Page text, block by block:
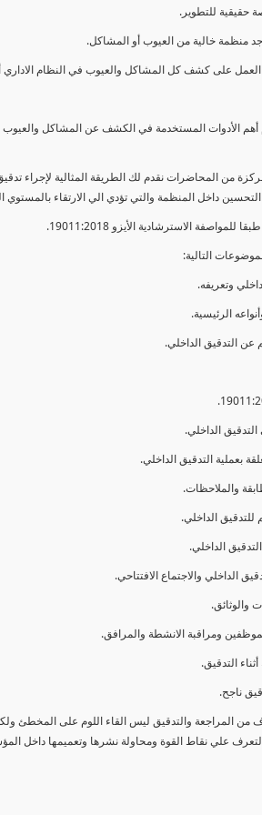
للتطوير.
منظمة خالية من العيوب أو المشاكل.
على كشف كل المشاكل والعيوب في النظام الاداري
أهم الأدوات المستخدمة في الكشف عن المشاكل
من المحاضرات نقدم لك الطريقة المثالية لإجراء
داخل المنظمة والتي تؤدي الي الارتقاء بالمستوي
الاسترشادية الأيزو 19011:2018.
التالية:
من المراجعة والتدقيق ليس القاء اللوم على المخطئ
علي نقاط القوة ومحاولة نشرها وتعميمها داخل